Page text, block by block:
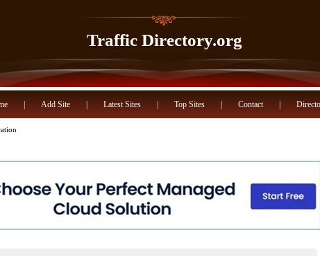
Traffic Directory.org
Add Site Latest Sites Top Sites Contact